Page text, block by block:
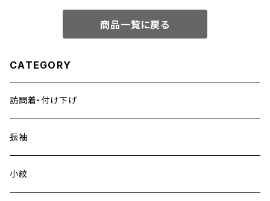
商品一覧に戻る
CATEGORY
訪問着・付け下げ
振袖
小紋